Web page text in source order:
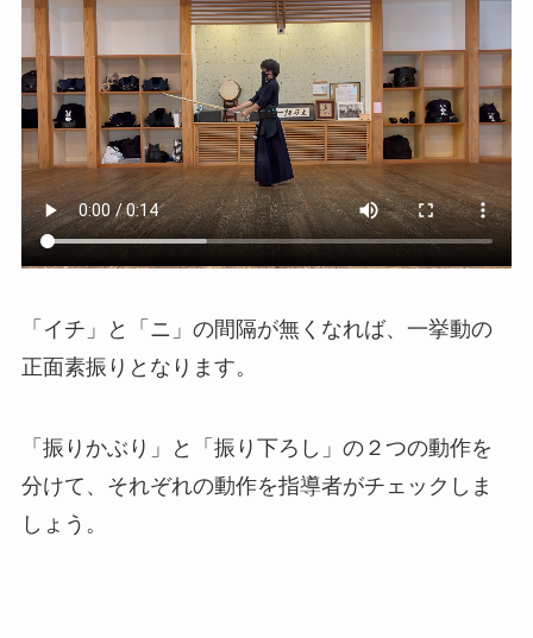
「イチ」と「ニ」の間隔が無くなれば、一挙動の
正面素振りとなります。
「振りかぶり」と「振り下ろし」の２つの動作を
分けて、それぞれの動作を指導者がチェックしま
しょう。